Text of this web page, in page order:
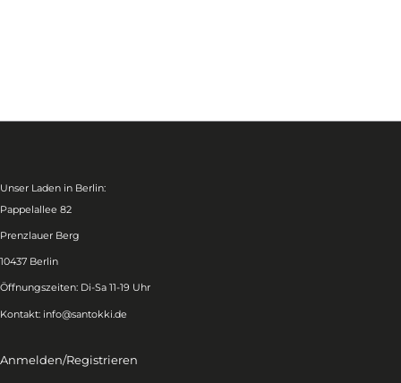
Unser Laden in Berlin:
Pappelallee 82
Prenzlauer Berg
10437 Berlin
Öffnungszeiten: Di-Sa 11-19 Uhr
Kontakt: info@santokki.de
Anmelden/Registrieren